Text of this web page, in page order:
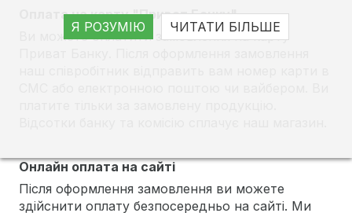
Оплата на карту "Приват Банку"
Ви можете оплатити замовлення на карту
Онлайн оплата на сайті
Після оформлення замовлення ви можете
здійснити оплату безпосередньо на сайті. Ми
Я РОЗУМІЮ ЧИТАТИ БІЛЬШЕ